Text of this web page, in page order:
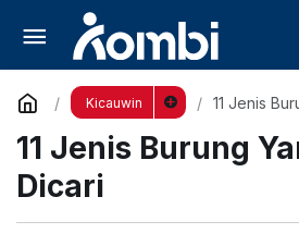
Kicauwin
11 Jenis
11 Jenis Burung
Dicari
11 Jenis Burung Yang
Comment